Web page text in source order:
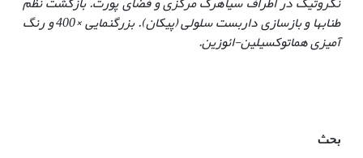
طناب­ها و بازسازی داربست سلولی (پیکان). بزرگنمایی×
400 و رنگ
آمیزی هماتوکسیلین-ائوزین.
بحث